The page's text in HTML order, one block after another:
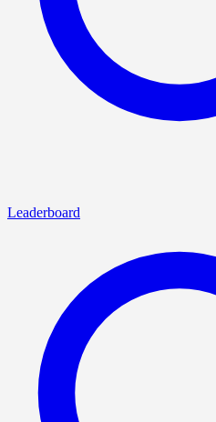
Leaderboard